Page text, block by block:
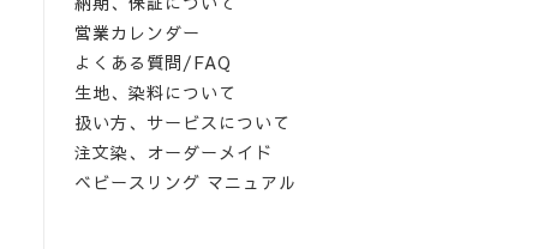
営業カレンダー
よくある質問/FAQ
生地、染料について
扱い方、サービスについて
注文染、オーダーメイド
ベビースリング マニュアル